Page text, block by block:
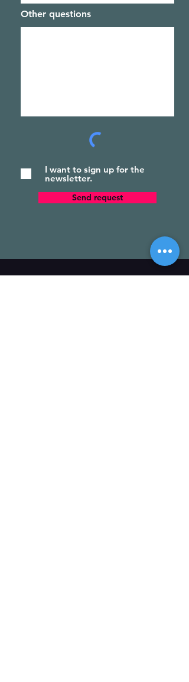
Other questions
I want to sign up for the
newsletter.
Send request
Mijn Huis